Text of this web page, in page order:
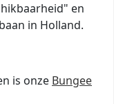
en
in Holland.
is onze Bungee